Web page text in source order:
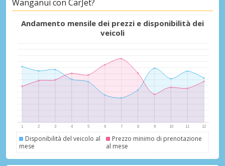
Wanganui con CarJet?
Andamento mensile dei prezzi e disponibilità dei
veicoli
Disponibilità del veicolo al
mese
Prezzo minimo di prenotazione
al mese